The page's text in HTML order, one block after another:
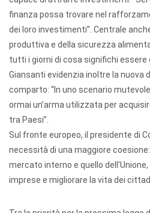
finanza possa trovare nel
dei loro investimenti”. Centrale
produttiva e della sicurezza
tutti i giorni di cosa significhi essere
Giansanti evidenzia inoltre la nuova
comparto: “In uno scenario
ormai un’arma utilizzata per
tra Paesi”.
Sul fronte europeo, il presidente di
necessità di una maggiore
mercato interno e quello
imprese e migliorare la vita dei